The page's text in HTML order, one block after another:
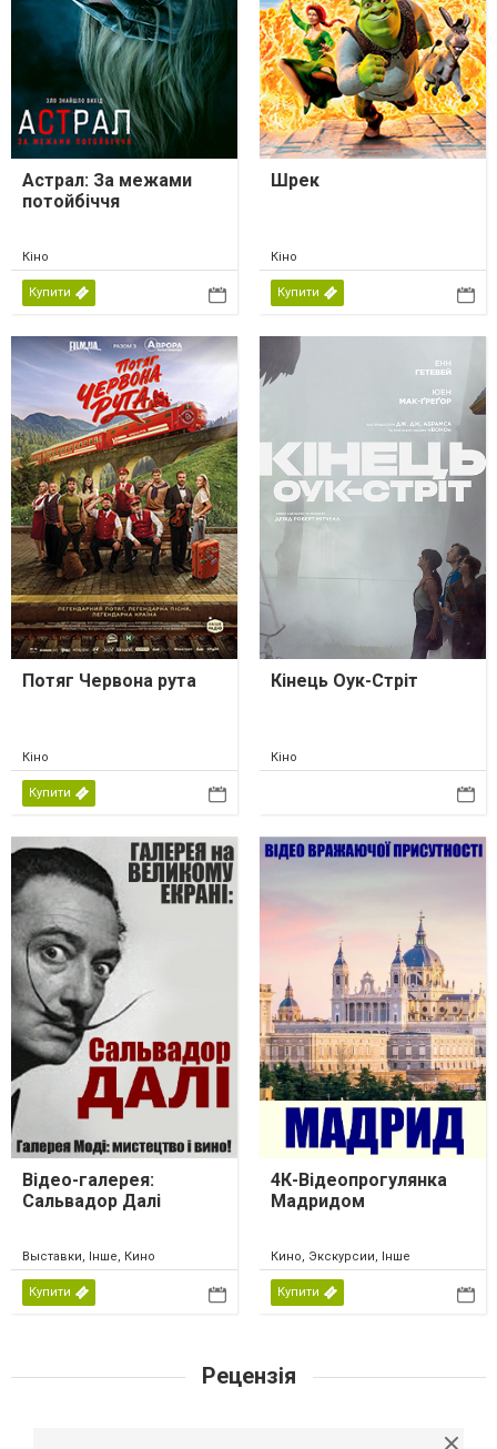
Астрал: За межами
потойбіччя
Кіно
Купити
Шрек
Кіно
Купити
Потяг Червона рута
Кіно
Купити
Кінець Оук-Стріт
Кіно
Відео-галерея:
Сальвадор Далі
Выставки, Інше, Кино
Купити
4К-Відеопрогулянка
Мадридом
Кино, Экскурсии, Інше
Купити
Рецензія